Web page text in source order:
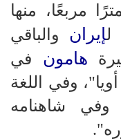
5660 كيلومترًا مربعًا، منها
إيران والباقي
هامون في
وفي اللغة
وفي شاهنامه